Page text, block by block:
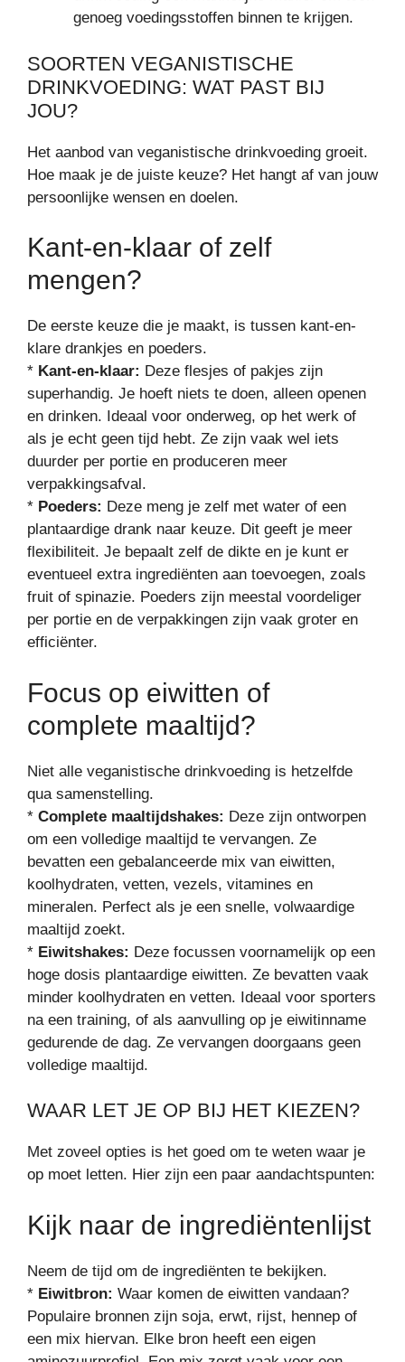
genoeg voedingsstoffen binnen te krijgen.
SOORTEN VEGANISTISCHE
DRINKVOEDING: WAT PAST BIJ
JOU?
Het aanbod van veganistische drinkvoeding groeit.
Hoe maak je de juiste keuze? Het hangt af van jouw
persoonlijke wensen en doelen.
Kant-en-klaar of zelf
mengen?
De eerste keuze die je maakt, is tussen kant-en-
klare drankjes en poeders.
* Kant-en-klaar: Deze flesjes of pakjes zijn
superhandig. Je hoeft niets te doen, alleen openen
en drinken. Ideaal voor onderweg, op het werk of
als je echt geen tijd hebt. Ze zijn vaak wel iets
duurder per portie en produceren meer
verpakkingsafval.
* Poeders: Deze meng je zelf met water of een
plantaardige drank naar keuze. Dit geeft je meer
flexibiliteit. Je bepaalt zelf de dikte en je kunt er
eventueel extra ingrediënten aan toevoegen, zoals
fruit of spinazie. Poeders zijn meestal voordeliger
per portie en de verpakkingen zijn vaak groter en
efficiënter.
Focus op eiwitten of
complete maaltijd?
Niet alle veganistische drinkvoeding is hetzelfde
qua samenstelling.
* Complete maaltijdshakes: Deze zijn ontworpen
om een volledige maaltijd te vervangen. Ze
bevatten een gebalanceerde mix van eiwitten,
koolhydraten, vetten, vezels, vitamines en
mineralen. Perfect als je een snelle, volwaardige
maaltijd zoekt.
* Eiwitshakes: Deze focussen voornamelijk op een
hoge dosis plantaardige eiwitten. Ze bevatten vaak
minder koolhydraten en vetten. Ideaal voor sporters
na een training, of als aanvulling op je eiwitinname
gedurende de dag. Ze vervangen doorgaans geen
volledige maaltijd.
WAAR LET JE OP BIJ HET KIEZEN?
Met zoveel opties is het goed om te weten waar je
op moet letten. Hier zijn een paar aandachtspunten:
Kijk naar de ingrediëntenlijst
Neem de tijd om de ingrediënten te bekijken.
* Eiwitbron: Waar komen de eiwitten vandaan?
Populaire bronnen zijn soja, erwt, rijst, hennep of
een mix hiervan. Elke bron heeft een eigen